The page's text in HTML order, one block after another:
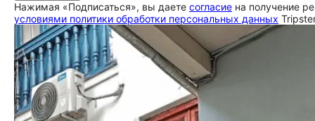
Нажимая «Подписаться», вы даете согласие на получение
условиями политики обработки персональных данных